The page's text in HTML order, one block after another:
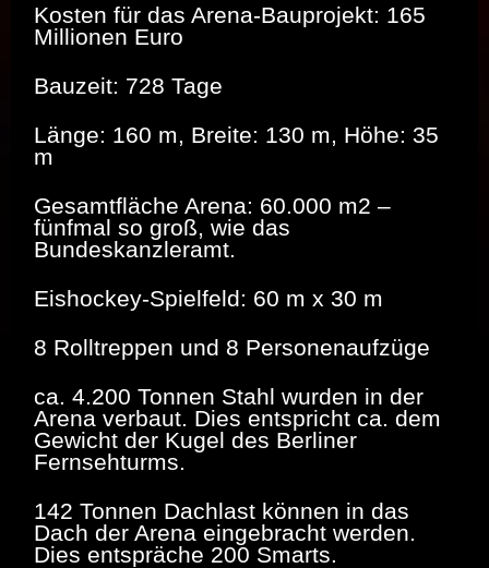
Kosten für das Arena-Bauprojekt: 165
Millionen Euro
Bauzeit: 728 Tage
Länge: 160 m, Breite: 130 m, Höhe: 35
m
Gesamtfläche Arena: 60.000 m2 –
fünfmal so groß, wie das
Bundeskanzleramt.
Eishockey-Spielfeld: 60 m x 30 m
8 Rolltreppen und 8 Personenaufzüge
ca. 4.200 Tonnen Stahl wurden in der
Arena verbaut. Dies entspricht ca. dem
Gewicht der Kugel des Berliner
Fernsehturms.
142 Tonnen Dachlast können in das
Dach der Arena eingebracht werden.
Dies entspräche 200 Smarts.